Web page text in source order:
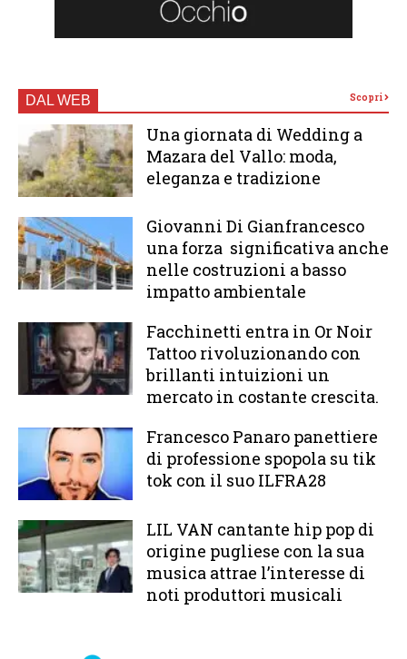
DAL WEB Scopri
Una giornata di Wedding a
Mazara del Vallo: moda,
eleganza e tradizione
Giovanni Di Gianfrancesco
una forza significativa anche
nelle costruzioni a basso
impatto ambientale
Facchinetti entra in Or Noir
Tattoo rivoluzionando con
brillanti intuizioni un
mercato in costante crescita.
Francesco Panaro panettiere
di professione spopola su tik
tok con il suo ILFRA28
LIL VAN cantante hip pop di
origine pugliese con la sua
musica attrae l’interesse di
noti produttori musicali